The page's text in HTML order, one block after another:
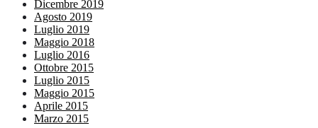
Dicembre 2019
Agosto 2019
Luglio 2019
Maggio 2018
Luglio 2016
Ottobre 2015
Luglio 2015
Maggio 2015
Aprile 2015
Marzo 2015